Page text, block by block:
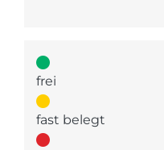
frei
fast belegt